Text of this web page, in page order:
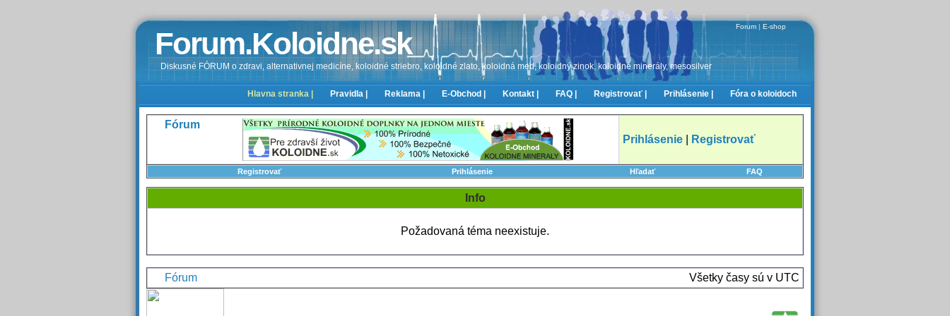
Forum.Koloidne.sk
Diskusné FÓRUM o zdravi, alternativnej medicíne, koloidné striebro, koloidné zlato, koloidná med, koloidný zinok, koloidné minerály, mesosilver
Forum | E-shop
Hlavna stranka | Pravidla | Reklama | E-Obchod | Kontakt | FAQ | Registrovať | Prihlásenie | Fóra o koloidoch
Fórum
Prihlásenie
Registrovať
Registrovať Prihlásenie Hľadať FAQ
Info
Požadovaná téma neexistuje.
Fórum Všetky časy sú v UTC